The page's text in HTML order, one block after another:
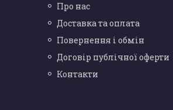
Про нас
Доставка та оплата
Повернення і обмін
Договір публічної оферти
Контакти